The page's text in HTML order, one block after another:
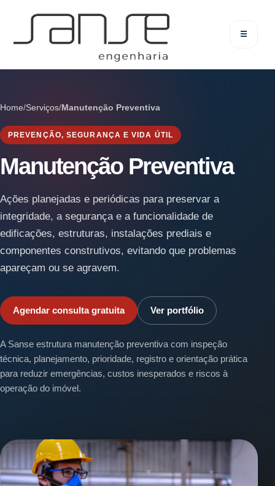
☰
Home/Serviços/Manutenção Preventiva
PREVENÇÃO, SEGURANÇA E VIDA ÚTIL
Manutenção Preventiva
Ações planejadas e periódicas para preservar a
integridade, a segurança e a funcionalidade de
edificações, estruturas, instalações prediais e
componentes construtivos, evitando que problemas
apareçam ou se agravem.
Agendar consulta gratuita Ver portfólio
A Sanse estrutura manutenção preventiva com inspeção
técnica, planejamento, prioridade, registro e orientação prática
para reduzir emergências, custos inesperados e riscos à
operação do imóvel.